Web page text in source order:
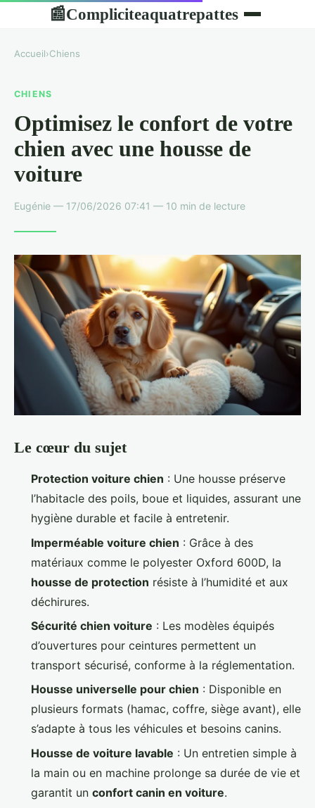
📰Compliciteaquatrepattes
Accueil›Chiens
CHIENS
Optimisez le confort de votre
chien avec une housse de
voiture
Eugénie — 17/06/2026 07:41 — 10 min de lecture
Le cœur du sujet
Protection voiture chien : Une housse préserve
l’habitacle des poils, boue et liquides, assurant une
hygiène durable et facile à entretenir.
Imperméable voiture chien : Grâce à des
matériaux comme le polyester Oxford 600D, la
housse de protection résiste à l’humidité et aux
déchirures.
Sécurité chien voiture : Les modèles équipés
d’ouvertures pour ceintures permettent un
transport sécurisé, conforme à la réglementation.
Housse universelle pour chien : Disponible en
plusieurs formats (hamac, coffre, siège avant), elle
s’adapte à tous les véhicules et besoins canins.
Housse de voiture lavable : Un entretien simple à
la main ou en machine prolonge sa durée de vie et
garantit un confort canin en voiture.